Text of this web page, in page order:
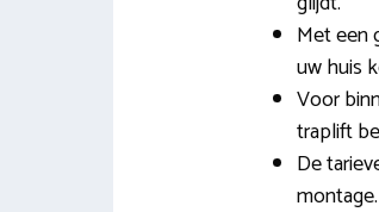
Met een
uw huis
Voor
traplift
De
montage.